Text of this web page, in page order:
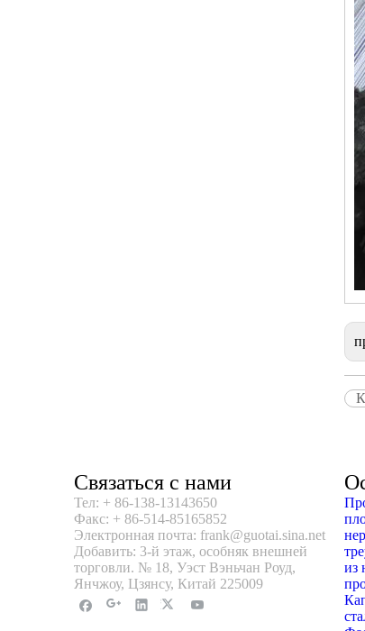
Связаться с нами
Тел: + 86-138-13143650
Факс: + 86-514-85165852
Электронная почта: frank@guotai.sina.net
Добавить: 3-й этаж, особняк внешней
торговли. № 18, Уэст Вэньчан Роуд,
Янчжоу, Цзянсу, Китай 225009
из